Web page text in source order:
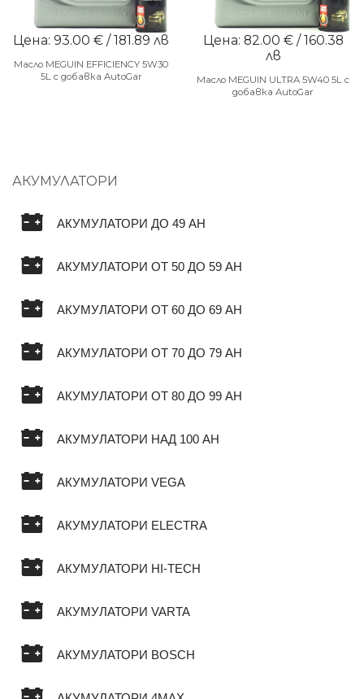
Цена: 93.00 € / 181.89 лв
Масло MEGUIN EFFICIENCY 5W30
5L с добавка AutoGar
Цена: 82.00 € / 160.38
лв
Масло MEGUIN ULTRA 5W40 5L с
добавка AutoGar
АКУМУЛАТОРИ
АКУМУЛАТОРИ ДО 49 AH
АКУМУЛАТОРИ ОТ 50 ДО 59 AH
АКУМУЛАТОРИ ОТ 60 ДО 69 AH
АКУМУЛАТОРИ ОТ 70 ДО 79 AH
АКУМУЛАТОРИ ОТ 80 ДО 99 AH
АКУМУЛАТОРИ НАД 100 AH
АКУМУЛАТОРИ VEGA
АКУМУЛАТОРИ ELECTRA
АКУМУЛАТОРИ HI-TECH
АКУМУЛАТОРИ VARTA
АКУМУЛАТОРИ BOSCH